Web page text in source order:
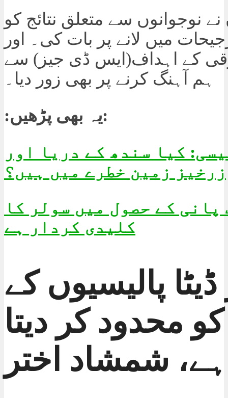
نے نوجوانوں سے متعلق نتائج کو
میں لانے پر بات کی۔ اور
ترقی کے اہداف(ایس ڈی جیز) سے
ہم آہنگ کرنے پر بھی زور دیا۔
:یہ بھی پڑھیں:
کیا سندھ کے دریا اور
زرخیز زمین خطرے میں ہیں؟
پانی کے حصول میں سولر کا
کلیدی کردار ہے
پالیسیوں کے
محدود کر دیتا
ہے، شمشاد اختر